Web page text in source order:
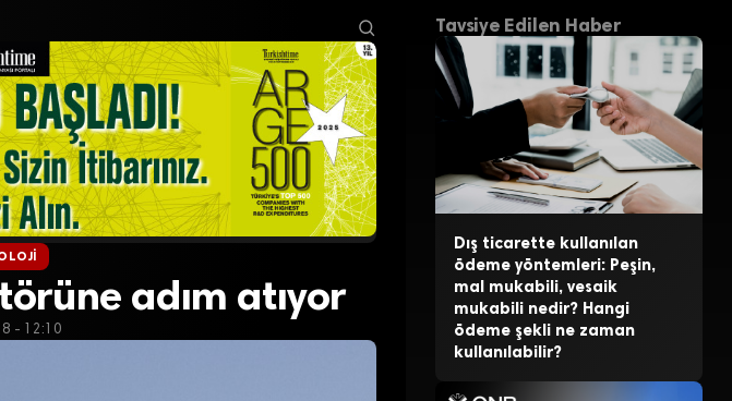
adım atıyor
- 12:10
Tavsiye Edilen Haber
Dış ticarette kullanılan
ödeme yöntemleri: Peşin,
mal mukabili, vesaik
mukabili nedir? Hangi
ödeme şekli ne zaman
kullanılabilir?